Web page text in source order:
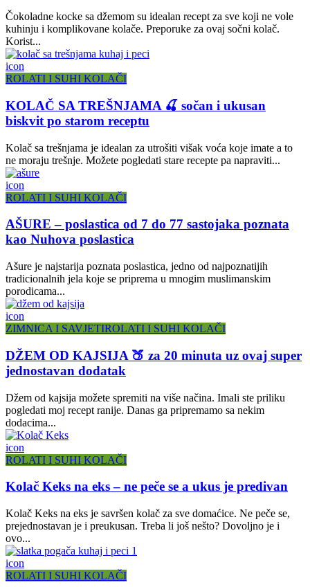
Čokoladne kocke sa džemom su idealan recept za sve koji ne vole
kuhinju i komplikovane kolače. Preporuke za ovaj sočni kolač.
Korist...
icon
ROLATI I SUHI KOLAČI
KOLAČ SA TREŠNJAMA 🍒 sočan i ukusan
biskvit po starom receptu
Kolač sa trešnjama je idealan za utrošiti višak voća koje imate a to
ne moraju trešnje. Možete pogledati stare recepte pa napraviti...
icon
ROLATI I SUHI KOLAČI
AŠURE – poslastica od 7 do 77 sastojaka poznata
kao Nuhova poslastica
Ašure je najstarija poznata poslastica, jedno od najpoznatijih
tradicionalnih jela koje se priprema u mnogim muslimanskim
porodicama...
icon
ZIMNICA I SAVJETIROLATI I SUHI KOLAČI
DŽEM OD KAJSIJA 🍑 za 20 minuta uz ovaj super
jednostavan dodatak
Džem od kajsija možete spremiti na više načina. Imali ste priliku
pogledati moj recept ranije. Danas ga pripremamo sa nekim
dodacima...
icon
ROLATI I SUHI KOLAČI
Kolač Keks na eks – ne peče se a ukus je predivan
Kolač Keks na eks je savršen kolač za sve domaćice. Ne peče se,
prejednostavan je i preukusan. Treba li još nešto? Dovoljno je i
ovo...
icon
ROLATI I SUHI KOLAČI